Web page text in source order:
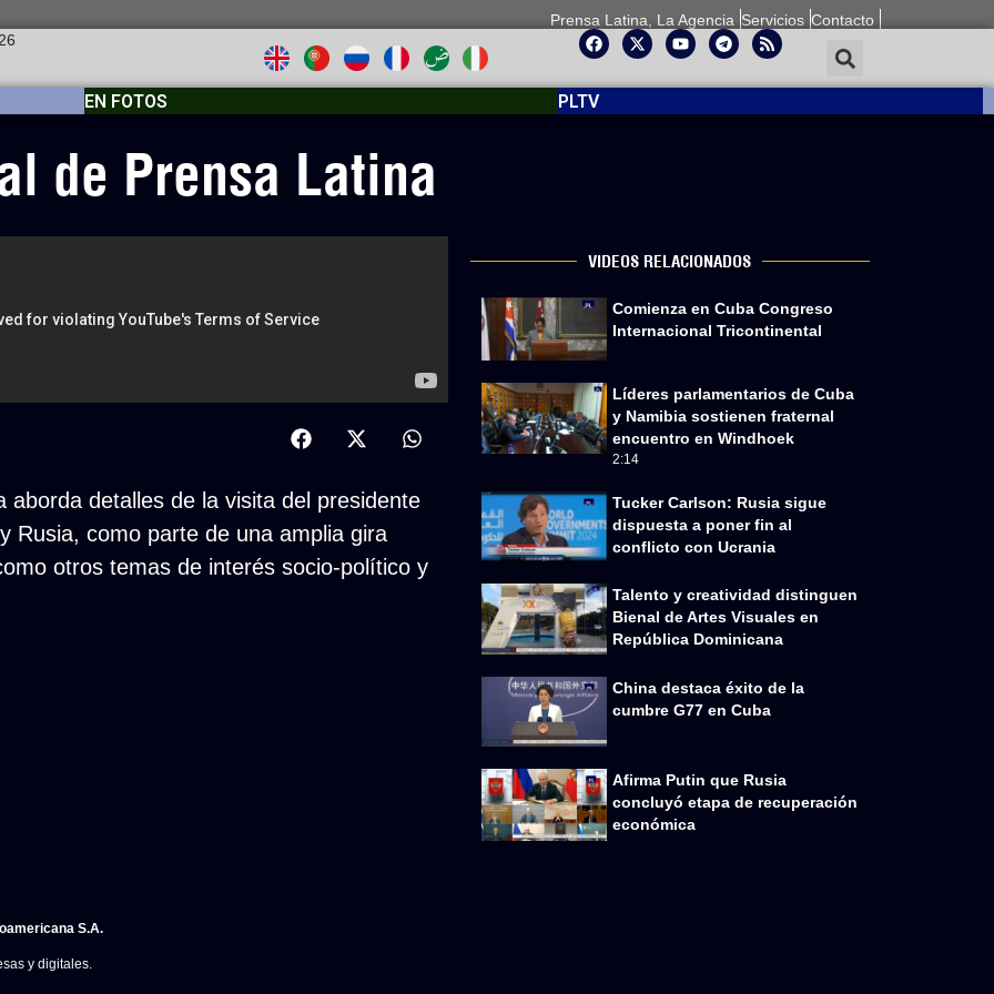
Prensa Latina, La Agencia Servicios Contacto
EN FOTOS PLTV
de Prensa Latina
aborda detalles de la visita del presidente
Rusia, como parte de una amplia gira
otros temas de interés socio-político y
VIDEOS RELACIONADOS
Comienza en Cuba Congreso
Internacional Tricontinental
Líderes parlamentarios de Cuba
y Namibia sostienen fraternal
encuentro en Windhoek
2:14
Tucker Carlson: Rusia sigue
dispuesta a poner fin al
conflicto con Ucrania
Talento y creatividad distinguen
Bienal de Artes Visuales en
República Dominicana
China destaca éxito de la
cumbre G77 en Cuba
Afirma Putin que Rusia
concluyó etapa de recuperación
económica
S.A.
y digitales.